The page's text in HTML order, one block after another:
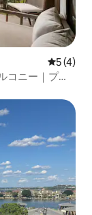
レビュー
5 (4)
コニー｜プー